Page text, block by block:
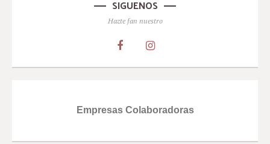
SIGUENOS
Hazte fan nuestro
Empresas Colaboradoras